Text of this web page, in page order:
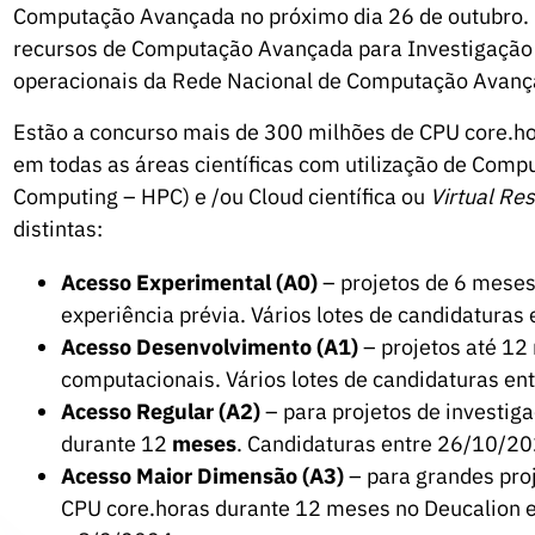
Computação Avançada no próximo dia 26 de
recursos de Computação Avançada para
operacionais da Rede Nacional de Computação
Estão a concurso mais de 300 milhões de CPU
em todas as áreas científicas com utilização de
Computing – HPC) e /ou Cloud científica ou Virtual
distintas:
Acesso Experimental (A0)– projetos de 6
experiência prévia. Vários lotes de
Acesso Desenvolvimento (A1)– projetos até 12
computacionais. Vários lotes de candidaturas
Acesso Regular (A2)– para projetos de
durante 12 meses. Candidaturas entre 26/10/
Acesso Maior Dimensão (A3)– para grandes
CPU core.horas durante 12 meses no